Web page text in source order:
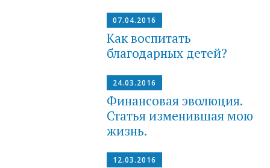
07.04.2016
Как воспитать
благодарных детей?
24.03.2016
Финансовая эволюция.
Статья изменившая мою
жизнь.
12.03.2016